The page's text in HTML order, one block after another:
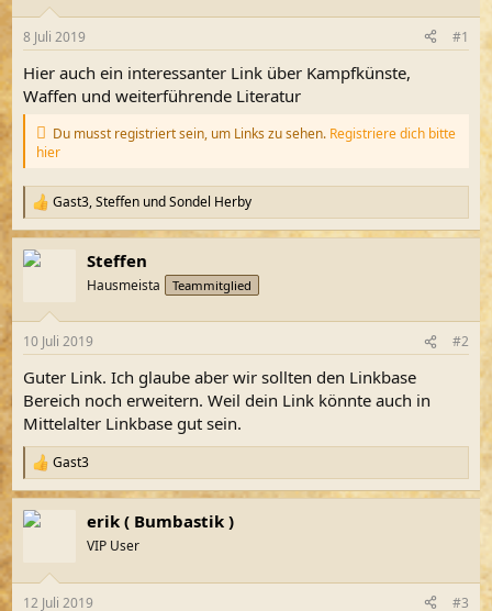
e
r
t
a
m
8 Juli 2019 #1
Hier auch ein interessanter Link über Kampfkünste,
Waffen und weiterführende Literatur
Du musst registriert sein, um Links zu sehen. Registriere dich bitte
hier
R
e
a
k
e
:
Gast3,Steffen undSondel Herby
Steffen
Hausmeista Teammitglied
10 Juli 2019 #2
Guter Link. Ich glaube aber wir sollten den Linkbase
Bereich noch erweitern. Weil dein Link könnte auch in
Mittelalter Linkbase gut sein.
R
e
a
k
Gast3
erik ( Bumbastik )
VIP User
12 Juli 2019 #3